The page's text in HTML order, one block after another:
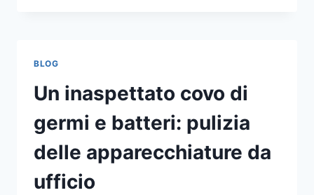
BLOG
Un inaspettato covo di
germi e batteri: pulizia
delle apparecchiature da
ufficio